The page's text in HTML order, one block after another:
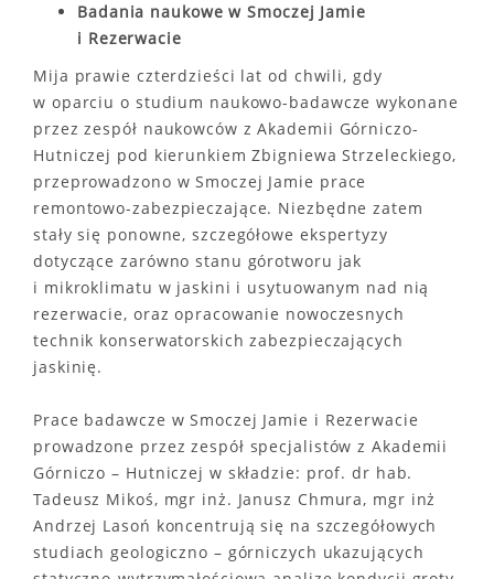
Badania naukowe w Smoczej Jamie
i Rezerwacie
Mija prawie czterdzieści lat od chwili, gdy
w oparciu o studium naukowo-badawcze wykonane
przez zespół naukowców z Akademii Górniczo-
Hutniczej pod kierunkiem Zbigniewa Strzeleckiego,
przeprowadzono w Smoczej Jamie prace
remontowo-zabezpieczające. Niezbędne zatem
stały się ponowne, szczegółowe ekspertyzy
dotyczące zarówno stanu górotworu jak
i mikroklimatu w jaskini i usytuowanym nad nią
rezerwacie, oraz opracowanie nowoczesnych
technik konserwatorskich zabezpieczających
jaskinię.
Prace badawcze w Smoczej Jamie i Rezerwacie
prowadzone przez zespół specjalistów z Akademii
Górniczo – Hutniczej w składzie: prof. dr hab.
Tadeusz Mikoś, mgr inż. Janusz Chmura, mgr inż
Andrzej Lasoń koncentrują się na szczegółowych
studiach geologiczno – górniczych ukazujących